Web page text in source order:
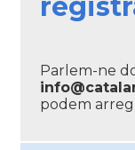
Parlem-ne
podem